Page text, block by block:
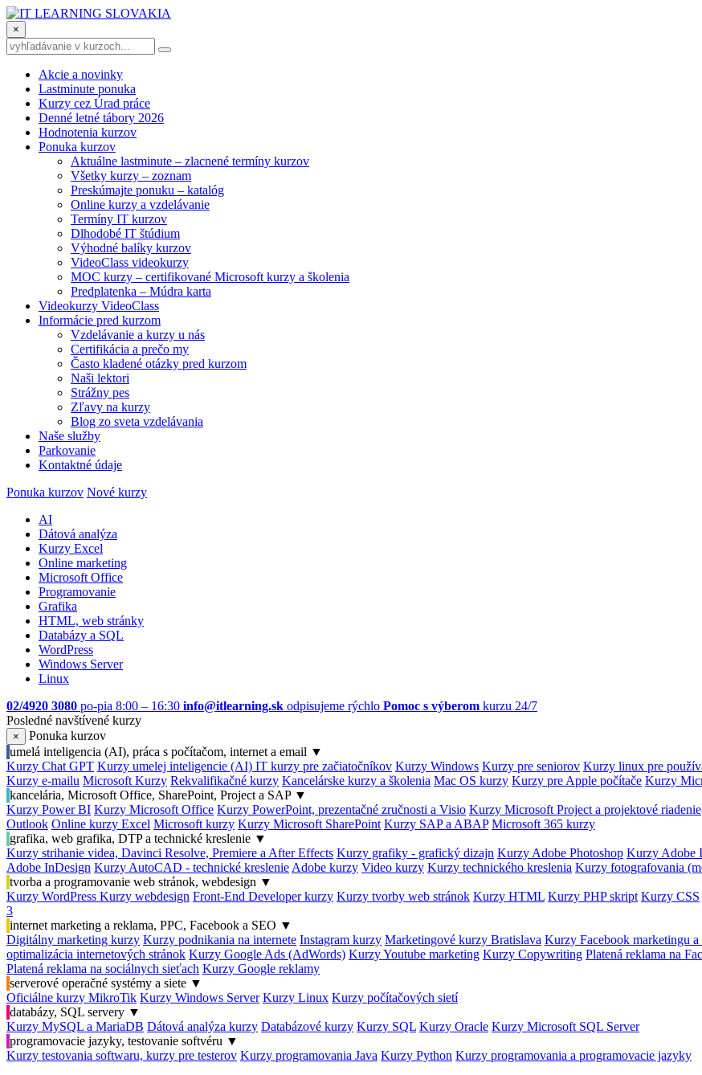
×
Akcie a novinky
Lastminute ponuka
Kurzy cez Úrad práce
Denné letné tábory 2026
Hodnotenia kurzov
Ponuka kurzov
Aktuálne lastminute – zlacnené termíny kurzov
Všetky kurzy – zoznam
Preskúmajte ponuku – katalóg
Online kurzy a vzdelávanie
Termíny IT kurzov
Dlhodobé IT štúdium
Výhodné balíky kurzov
VideoClass videokurzy
MOC kurzy – certifikované Microsoft kurzy a školenia
Predplatenka – Múdra karta
Videokurzy VideoClass
Informácie pred kurzom
Vzdelávanie a kurzy u nás
Certifikácia a prečo my
Často kladené otázky pred kurzom
Naši lektori
Strážny pes
Zľavy na kurzy
Blog zo sveta vzdelávania
Naše služby
Parkovanie
Kontaktné údaje
Ponuka kurzov Nové kurzy
AI
Dátová analýza
Kurzy Excel
Online marketing
Microsoft Office
Programovanie
Grafika
HTML, web stránky
Databázy a SQL
WordPress
Windows Server
Linux
02/4920 3080 po-pia 8:00 – 16:30 info@itlearning.sk odpisujeme rýchlo Pomoc s výberom kurzu 24/7
Posledné navštívené kurzy
×
Ponuka kurzov
umelá inteligencia (AI), práca s počítačom, internet a email ▼
Kurzy Chat GPT Kurzy umelej inteligencie (AI) IT kurzy pre začiatočníkov Kurzy Windows Kurzy pre seniorov Kurzy linux pre
Kurzy e-mailu Microsoft Kurzy Rekvalifikačné kurzy Kancelárske kurzy a školenia Mac OS kurzy Kurzy pre Apple počítače Kurzy
kancelária, Microsoft Office, SharePoint, Project a SAP ▼
Kurzy Power BI Kurzy Microsoft Office Kurzy PowerPoint, prezentačné zručnosti a Visio Kurzy Microsoft Project a projektové riadenie
Outlook Online kurzy Excel Microsoft kurzy Kurzy Microsoft SharePoint Kurzy SAP a ABAP Microsoft 365 kurzy
grafika, web grafika, DTP a technické kreslenie ▼
Kurzy strihanie videa, Davinci Resolve, Premiere a After Effects Kurzy grafiky - grafický dizajn Kurzy Adobe Photoshop Kurzy Adobe
Adobe InDesign Kurzy AutoCAD - technické kreslenie Adobe kurzy Video kurzy Kurzy technického kreslenia Kurzy fotografovania
tvorba a programovanie web stránok, webdesign ▼
Kurzy WordPress Kurzy webdesign Front-End Developer kurzy Kurzy tvorby web stránok Kurzy HTML Kurzy PHP skript Kurzy CSS
3
internet marketing a reklama, PPC, Facebook a SEO ▼
Digitálny marketing kurzy Kurzy podnikania na internete Instagram kurzy Marketingové kurzy Bratislava Kurzy Facebook marketingu
optimalizácia internetových stránok Kurzy Google Ads (AdWords) Kurzy Youtube marketing Kurzy Copywriting Platená reklama na
Platená reklama na sociálnych sieťach Kurzy Google reklamy
serverové operačné systémy a siete ▼
Oficiálne kurzy MikroTik Kurzy Windows Server Kurzy Linux Kurzy počítačových sietí
databázy, SQL servery ▼
Kurzy MySQL a MariaDB Dátová analýza kurzy Databázové kurzy Kurzy SQL Kurzy Oracle Kurzy Microsoft SQL Server
programovacie jazyky, testovanie softvéru ▼
Kurzy testovania softwaru, kurzy pre testerov Kurzy programovania Java Kurzy Python Kurzy programovania a programovacie jazyky